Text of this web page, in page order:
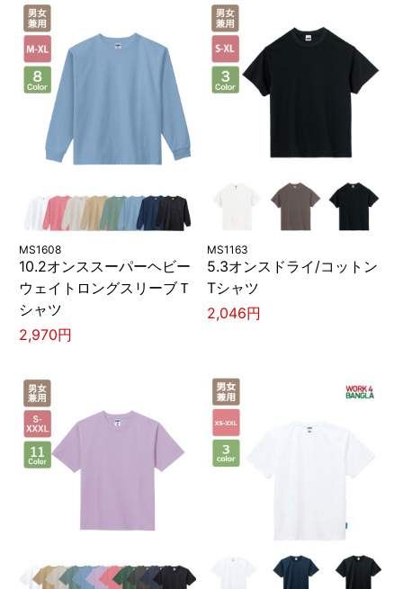
MS1608
10.2オンススーパーヘビー
ウェイトロングスリーブＴ
シャツ
2,970円
MS1163
5.3オンスドライ/コットン
Tシャツ
2,046円